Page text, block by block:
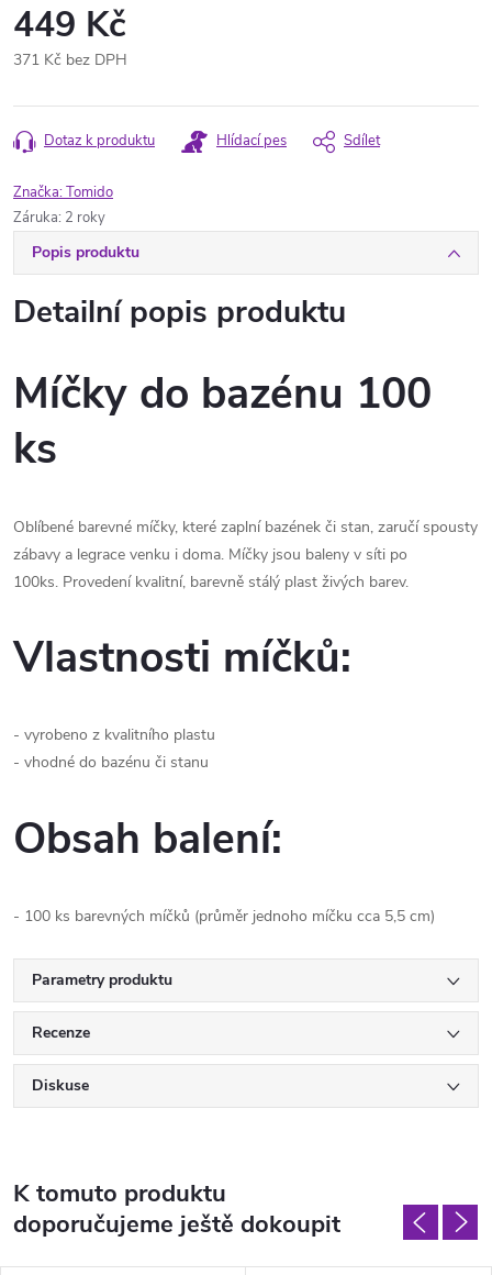
449 Kč
371 Kč bez DPH
cena:
Dotaz k produktu Hlídací pes Sdílet
Značka:Tomido
Záruka: 2 roky
Popis produktu
Detailní popis produktu
Míčky do bazénu 100
ks
Oblíbené barevné míčky, které zaplní bazének či stan, zaručí spousty
zábavy a legrace venku i doma. Míčky jsou baleny v síti po
100ks. Provedení kvalitní, barevně stálý plast živých barev.
Vlastnosti míčků:
- vyrobeno z kvalitního plastu
- vhodné do bazénu či stanu
Obsah balení:
- 100 ks barevných míčků (průměr jednoho míčku cca 5,5 cm)
Parametry produktu
Recenze
Diskuse
K tomuto produktu
doporučujeme ještě dokoupit